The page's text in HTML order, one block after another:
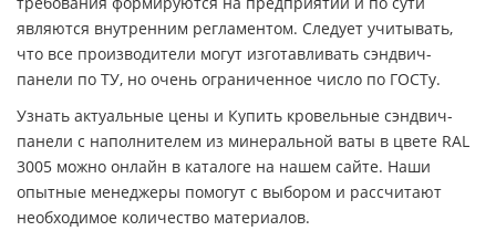
являются внутренним регламентом. Следует учитывать,
что все производители могут изготавливать сэндвич-
панели по ТУ, но очень ограниченное число по ГОСТу.
Узнать актуальные цены и Купить кровельные сэндвич-
панели с наполнителем из минеральной ваты в цвете RAL
3005 можно онлайн в каталоге на нашем сайте. Наши
опытные менеджеры помогут с выбором и рассчитают
необходимое количество материалов.